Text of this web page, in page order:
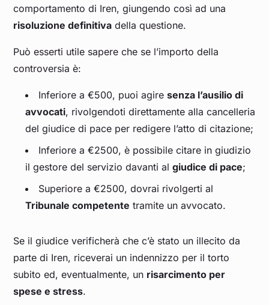
comportamento di Iren, giungendo così ad una
risoluzione definitiva della questione.
Può esserti utile sapere che se l’importo della
controversia è:
Inferiore a €500, puoi agiresenza l’ausilio di
avvocati, rivolgendoti direttamente alla cancelleria
del giudice di pace per redigere l’atto di citazione;
Inferiore a €2500, è possibile citare in giudizio
il gestore del servizio davanti algiudice di pace;
Superiore a €2500, dovrai rivolgerti al
Tribunale competente tramite un avvocato.
Se il giudice verificherà che c’è stato un illecito da
parte di Iren, riceverai un indennizzo per il torto
subito ed, eventualmente, un risarcimento per
spese e stress.